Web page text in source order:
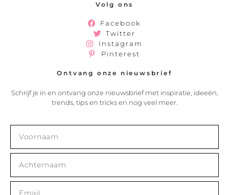
Volg ons
Facebook
Twitter
Instagram
Pinterest
Ontvang onze nieuwsbrief
Schrijf je in en ontvang onze nieuwsbrief met inspiratie, ideeën,
trends, tips en tricks en nog veel meer.